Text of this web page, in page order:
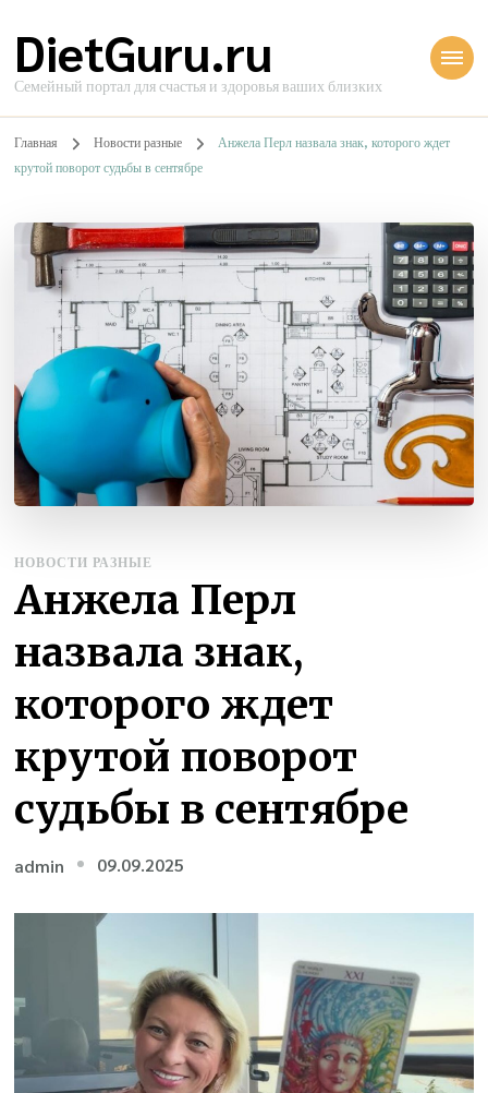
DietGuru.ru
Семейный портал для счастья и здоровья ваших близких
Главная Новости разные
Анжела Перл назвала знак, которого ждет
крутой поворот судьбы в сентябре
НОВОСТИ РАЗНЫЕ
Анжела Перл
назвала знак,
которого ждет
крутой поворот
судьбы в сентябре
admin 09.09.2025